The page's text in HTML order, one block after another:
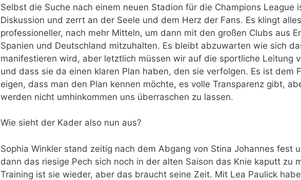
Selbst die Suche nach einem neuen Stadion für die Champions League
Diskussion und zerrt an der Seele und dem Herz der Fans. Es klingt alles
professioneller, nach mehr Mitteln, um dann mit den großen Clubs aus
Spanien und Deutschland mitzuhalten. Es bleibt abzuwarten wie sich
manifestieren wird, aber letztlich müssen wir auf die sportliche Leitung
und dass sie da einen klaren Plan haben, den sie verfolgen. Es ist dem
eigen, dass man den Plan kennen möchte, es volle Transparenz gibt,
werden nicht umhinkommen uns überraschen zu lassen.
Wie sieht der Kader also nun aus?
Sophia Winkler stand zeitig nach dem Abgang von Stina Johannes fest
dann das riesige Pech sich noch in der alten Saison das Knie kaputt zu
Training ist sie wieder, aber das braucht seine Zeit. Mit Lea Paulick